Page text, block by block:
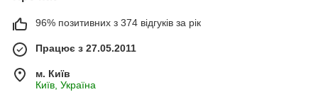
96% позитивних з 374 відгуків за рік
Працює з 27.05.2011
м. Київ
Київ, Україна